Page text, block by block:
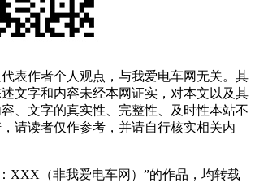
表作者个人观点，与我爱电车网无关。其
文字和内容未经本网证实，对本文以及其
、文字的真实性、完整性、及时性本站不
请读者仅作参考，并请自行核实相关内
XXX（非我爱电车网）”的作品，均转载